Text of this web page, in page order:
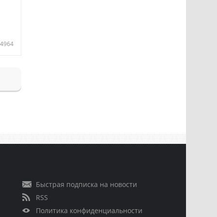
4964
Быстрая подписка на новости
RSS
Политика конфиденциальности